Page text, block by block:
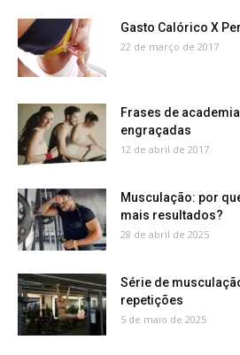
Gasto Calórico X
22 de março de 2017
Frases de
engraçadas
12 de abril de 2017
Musculação: por
mais resultados?
28 de abril de 2025
Série de
repetições
5 de maio de 2025